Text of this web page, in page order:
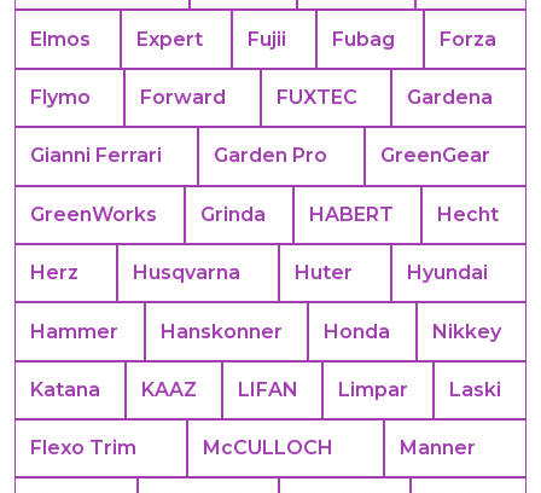
Elmos Expert Fujii Fubag Forza
Flymo Forward FUXTEC Gardena
Gianni Ferrari Garden Pro GreenGear
GreenWorks Grinda HABERT Hecht
Herz Husqvarna Huter Hyundai
Hammer Hanskonner Honda Nikkey
Katana KAAZ LIFAN Limpar Laski
Flexo Trim McCULLOCH Manner